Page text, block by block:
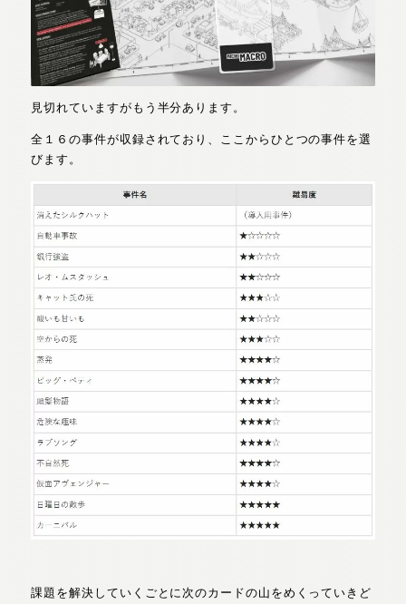
見切れていますがもう半分あります。
全１６の事件が収録されており、ここからひとつの事件を選
びます。
課題を解決していくごとに次のカードの山をめくっていきど